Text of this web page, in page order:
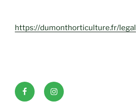
https://dumonthorticulture.fr/legal
FacebookINSTAGRAM